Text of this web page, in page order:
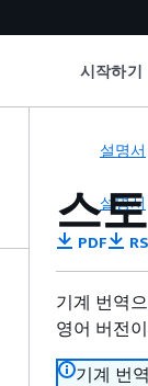
시작하기
설명서
설명서
스
PDF
기계 번역
영어 버전
기계 번